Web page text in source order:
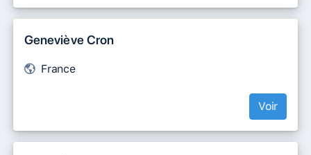
Geneviève Cron
France
Voir